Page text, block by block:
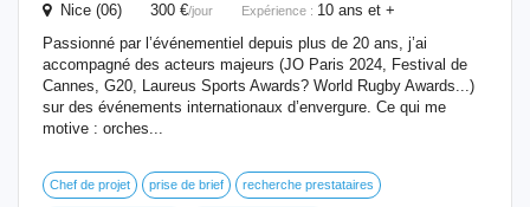
Nice (06) 300 €/jour Expérience : 10 ans et +
Passionné par l’événementiel depuis plus de 20 ans, j’ai
accompagné des acteurs majeurs (JO Paris 2024, Festival de
Cannes, G20, Laureus Sports Awards? World Rugby Awards...)
sur des événements internationaux d’envergure. Ce qui me
motive : orches...
Chef de projet prise de brief recherche prestataires